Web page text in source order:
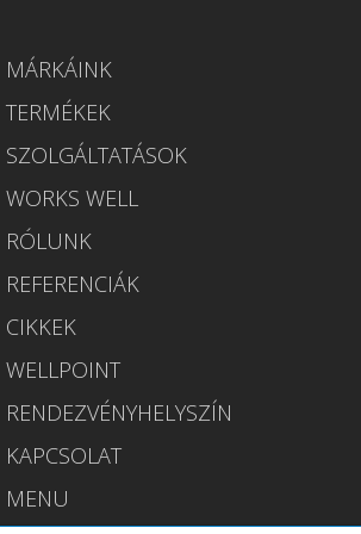
MÁRKÁINK
TERMÉKEK
SZOLGÁLTATÁSOK
WORKS WELL
RÓLUNK
REFERENCIÁK
CIKKEK
WELLPOINT
RENDEZVÉNYHELYSZÍN
KAPCSOLAT
MENU